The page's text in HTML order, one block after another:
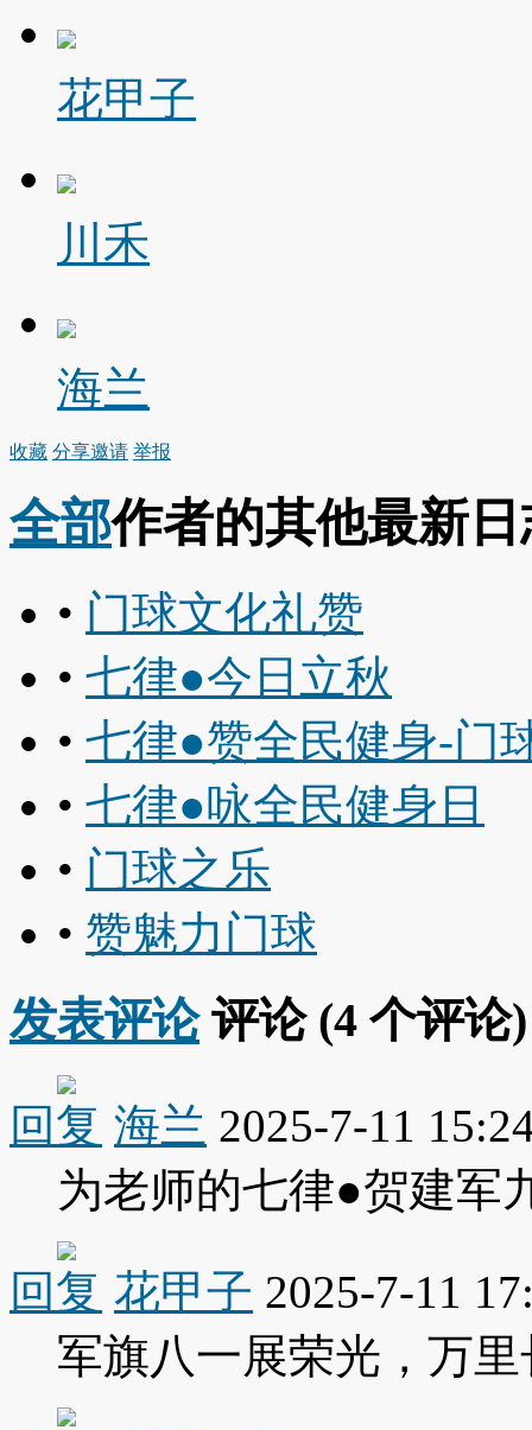
花甲子
川禾
海兰
收藏 分享邀请 举报
全部作者的其他最新日
• 门球文化礼赞
• 七律●今日立秋
• 七律●赞全民健身-门
• 七律●咏全民健身日
• 门球之乐
• 赞魅力门球
发表评论评论 (4 个评论)
回复 海兰 2025-7-11
为老师的七律●贺建军
回复 花甲子 2025-7-11
军旗八一展荣光，万